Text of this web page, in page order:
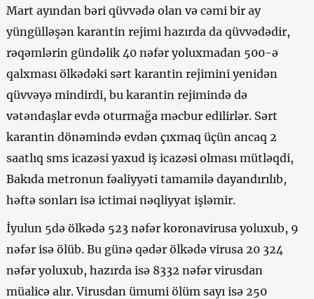
Mart ayından bəri qüvvədə olan və cəmi bir ay
yüngülləşən karantin rejimi hazırda da qüvvədədir,
rəqəmlərin gündəlik 40 nəfər yoluxmadan 500-ə
qalxması ölkədəki sərt karantin rejimini yenidən
qüvvəyə mindirdi, bu karantin rejimində də
vətəndaşlar evdə oturmağa məcbur edilirlər. Sərt
karantin dönəmində evdən çıxmaq üçün ancaq 2
saatlıq sms icazəsi yaxud iş icazəsi olması mütləqdi,
Bakıda metronun fəaliyyəti tamamilə dayandırılıb,
həftə sonları isə ictimai nəqliyyat işləmir.
İyulun 5də ölkədə 523 nəfər koronavirusa yoluxub, 9
nəfər isə ölüb. Bu günə qədər ölkədə virusa 20 324
nəfər yoluxub, hazırda isə 8332 nəfər virusdan
müalicə alır. Virusdan ümumi ölüm sayı isə 250